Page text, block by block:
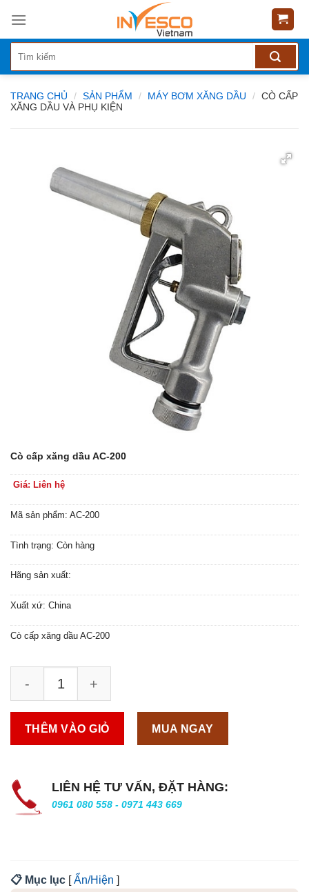
content
TRANG CHỦ / SẢN PHẨM / MÁY BƠM XĂNG DẦU / CÒ CẤP
XĂNG DẦU VÀ PHỤ KIỆN
Cò cấp xăng dầu AC-200
Giá: Liên hệ
Mã sản phẩm: AC-200
Tình trạng: Còn hàng
Hãng sản xuất:
Xuất xứ: China
Cò cấp xăng dầu AC-200
THÊM VÀO GIỎ MUA NGAY
LIÊN HỆ TƯ VẤN, ĐẶT HÀNG:
0961 080 558 - 0971 443 669
📋 Mục lục [Ẩn/Hiện ]